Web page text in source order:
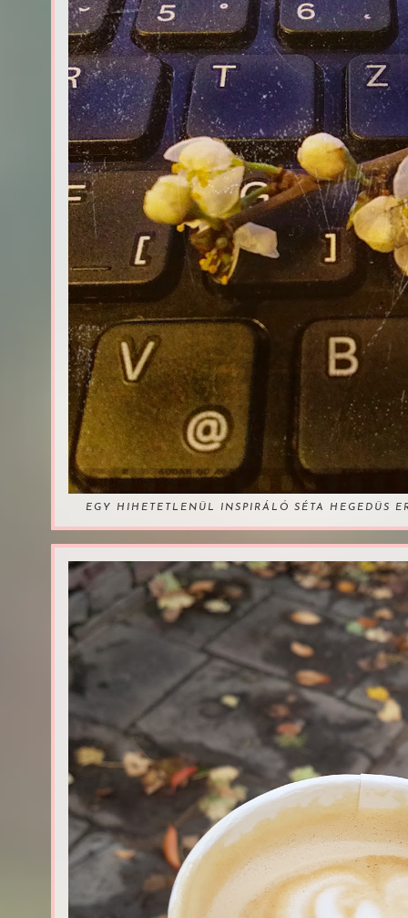
EGY HIHETETLENÜL INSPIRÁLÓ SÉTA HEGEDÜS